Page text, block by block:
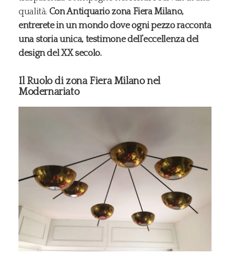
qualità. Con Antiquario zona Fiera Milano,
entrerete in un mondo dove ogni pezzo racconta
una storia unica, testimone dell’eccellenza del
design del XX secolo.
Il Ruolo di zona Fiera Milano nel
Modernariato